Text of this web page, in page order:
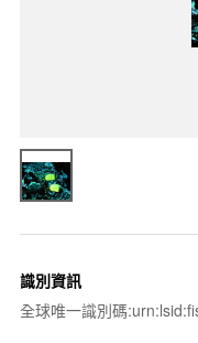
識別資訊
全球唯一識別碼